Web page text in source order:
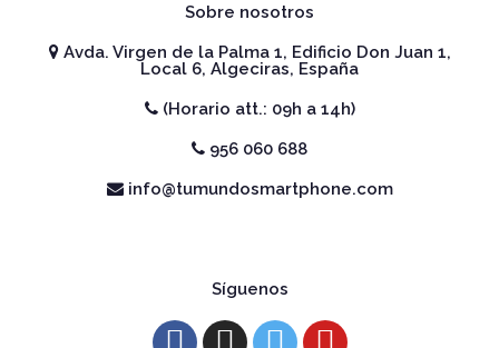
Sobre nosotros
Avda. Virgen de la Palma 1, Edificio Don Juan 1,
Local 6, Algeciras, España
(Horario att.: 09h a 14h)
956 060 688
info@tumundosmartphone.com
Síguenos